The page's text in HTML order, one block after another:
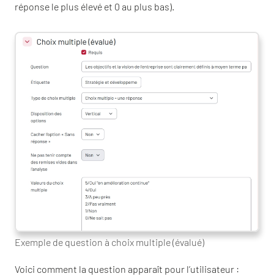
réponse le plus élevé et 0 au plus bas).
Exemple de question à choix multiple (évalué)
Voici comment la question apparaît pour l’utilisateur :